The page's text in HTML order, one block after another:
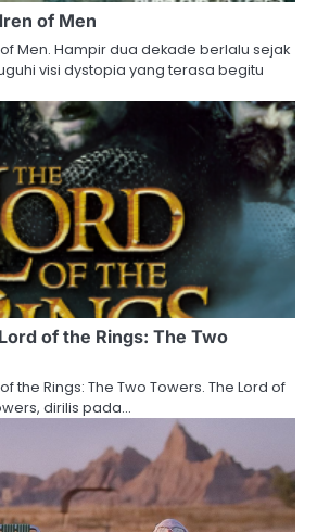
of Men
Men. Hampir dua dekade berlalu sejak
visi dystopia yang terasa begitu
of the Rings: The Two
the Rings: The Two Towers. The Lord of
dirilis pada…